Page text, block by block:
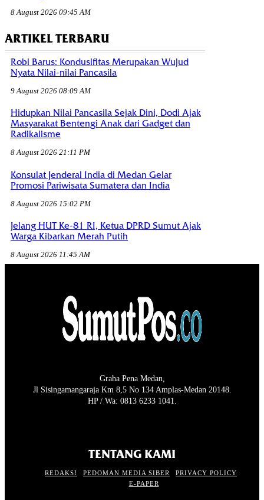
8 August 2026 09:45 AM
ARTIKEL TERBARU
Robi Barus: Kondusifitas Merupakan Wujud
Nyata Nilai-nilai Pancasila
9 August 2026 08:09 AM
Hidupkan Nilai Pancasila Sejak Dini, Dodi Ajak
Masyarakat Bentengi Anak dari Gadget dan
Radikalisme
8 August 2026 21:11 PM
Konsulat Jenderal India di Medan Gelar
Promosi Pariwisata Sumatera dan India
8 August 2026 15:02 PM
Jelang HUT Ke-81 RI, Ketua DPRD Sumut Ajak
Warga Kibarkan Merah Putih
8 August 2026 11:45 AM
Graha Pena Medan,
Jl Sisingamangaraja Km 8,5 No 134 Amplas-Medan 20148.
HP / Wa: 0813 6233 1041.
TENTANG KAMI
REDAKSI PEDOMAN MEDIA SIBER
PRIVACY POLICY
E-PAPER